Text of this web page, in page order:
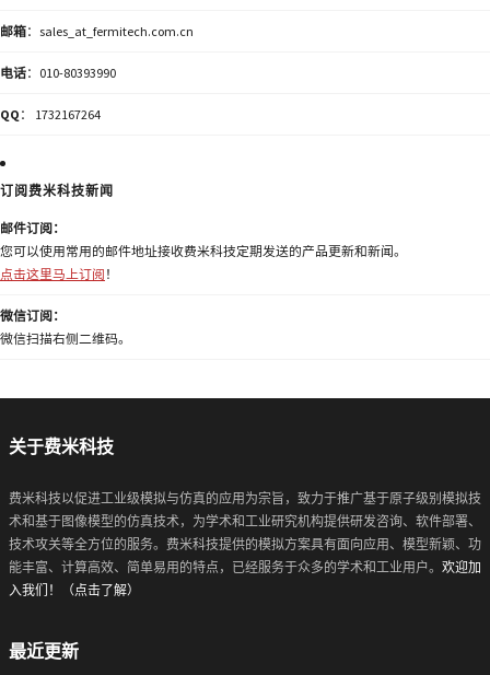
邮箱：sales_at_fermitech.com.cn
电话：010-80393990
QQ ： 1732167264
订阅费米科技新闻
邮件订阅：
您可以使用常用的邮件地址接收费米科技定期发送的产品更新和新闻。
点击这里马上订阅 ！
微信订阅：
微信扫描右侧二维码。
关于费米科技
费米科技以促进工业级模拟与仿真的应用为宗旨，致力于推广基于原子级别模拟技
术和基于图像模型的仿真技术，为学术和工业研究机构提供研发咨询、软件部署、
技术攻关等全方位的服务。费米科技提供的模拟方案具有面向应用、模型新颖、功
能丰富、计算高效、简单易用的特点，已经服务于众多的学术和工业用户。 欢迎加
入我们！（点击了解）
最近更新